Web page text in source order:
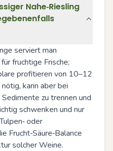
Nahe‑Riesling
serviert man
fruchtige Frische;
profitieren von 10–12
kann aber bei
zu trennen und
schwenken und nur
oder
Frucht‑Säure‑Balance
solcher Weine.